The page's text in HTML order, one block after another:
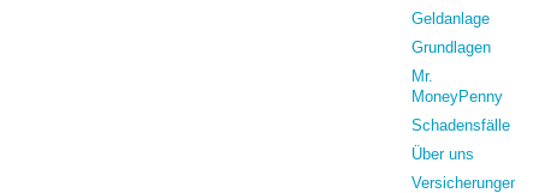
Geldanlage
Grundlagen
Mr.
MoneyPenny
Schadensfälle
Über uns
Versicherungen